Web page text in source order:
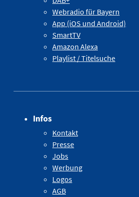
Webradio für Bayern
App (iOS und Android)
SmartTV
Amazon Alexa
Playlist / Titelsuche
Infos
Kontakt
Presse
Jobs
Werbung
Logos
AGB